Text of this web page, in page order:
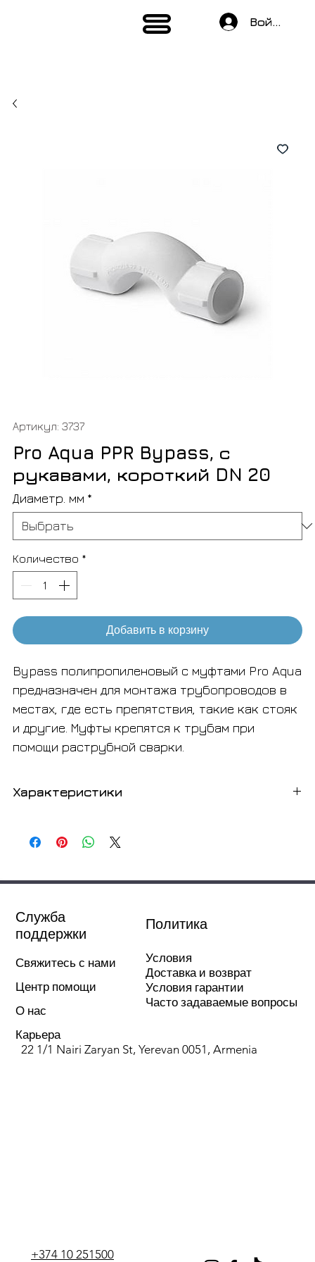
Войти
Артикул: 3737
Pro Aqua PPR Bypass, с
рукавами, короткий DN 20
Диаметр. мм *
Количество *
Добавить в корзину
Bypass полипропиленовый с муфтами Pro Aqua
предназначен для монтажа трубопроводов в
местах, где есть препятствия, такие как стояк
и другие. Муфты крепятся к трубам при
помощи раструбной сварки.
Характеристики
температура, °С
Материал
R, тип 3
Ду, мм 20
Цвет белый
Тип соединения сварка
Служба
поддержки
Политика
Свяжитесь с нами
Центр помощи
О нас
Карьера
Условия
Доставка и возврат
Условия гарантии
Часто задаваемые вопросы
+374 10 251500
22 1/1 Nairi Zaryan St, Yerevan 0051, Armenia